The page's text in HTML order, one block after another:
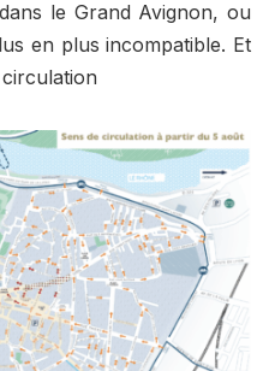
le Grand Avignon, ou
en plus incompatible. Et
circulation